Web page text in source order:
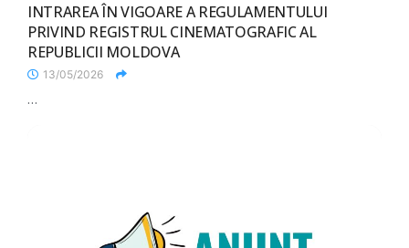
INTRAREA ÎN VIGOARE A REGULAMENTULUI
PRIVIND REGISTRUL CINEMATOGRAFIC AL
REPUBLICII MOLDOVA
13/05/2026
...